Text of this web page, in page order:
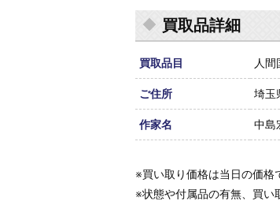
買取品詳細
買取品目 人間
ご住所 埼玉
作家名 中島
※買い取り価格は当日の価格
※状態や付属品の有無、買い